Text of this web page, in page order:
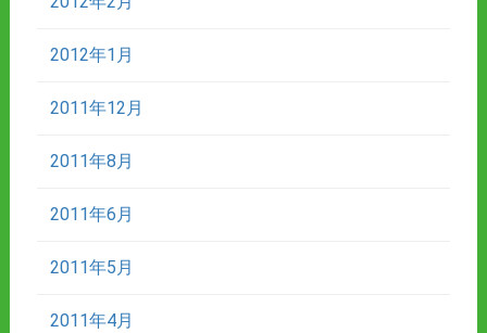
2012年1月
2011年12月
2011年8月
2011年6月
2011年5月
2011年4月